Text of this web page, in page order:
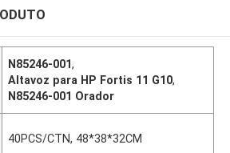
N85246-001,
Altavoz para HP Fortis 11 G10,
N85246-001 Orador
40PCS/CTN, 48*38*32CM